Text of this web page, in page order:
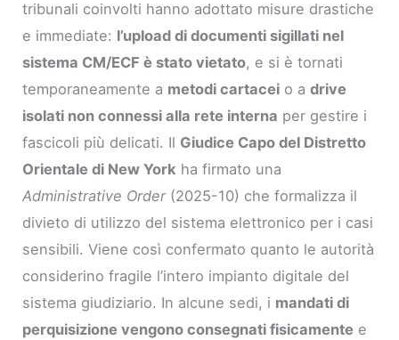
tribunali coinvolti hanno adottato misure drastiche
e immediate: l’upload di documenti sigillati nel
sistema CM/ECF è stato vietato, e si è tornati
temporaneamente a metodi cartacei o adrive
isolati non connessi alla rete interna per gestire i
fascicoli più delicati. Il Giudice Capo del Distretto
Orientale di New York ha firmato una
Administrative Order(2025-10) che formalizza il
divieto di utilizzo del sistema elettronico per i casi
sensibili. Viene così confermato quanto le autorità
considerino fragile l’intero impianto digitale del
sistema giudiziario. In alcune sedi, i mandati di
perquisizione vengono consegnati fisicamente e